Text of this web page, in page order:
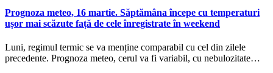
Prognoza meteo, 16 martie. Săptămâna începe cu temperaturi
ușor mai scăzute față de cele înregistrate în weekend
Luni, regimul termic se va menține comparabil cu cel din zilele
precedente. Prognoza meteo, cerul va fi variabil, cu nebulozitate…